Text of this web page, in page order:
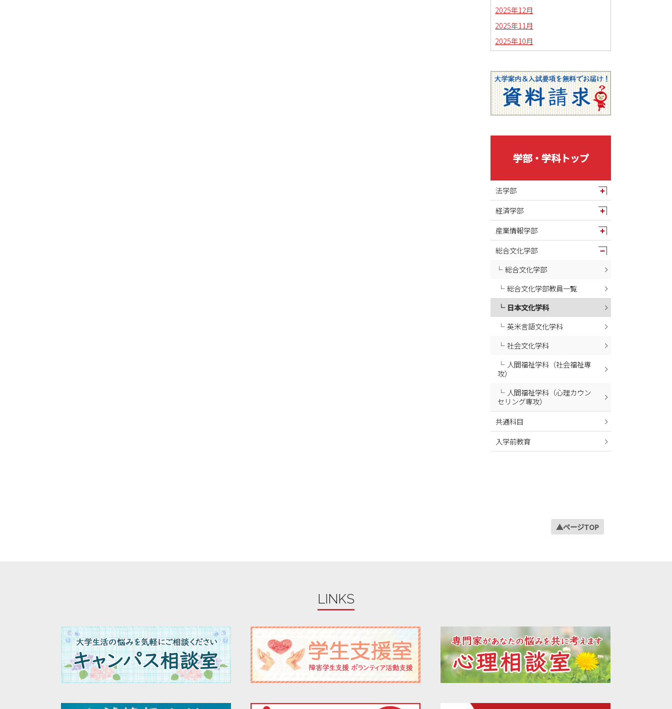
2025年12月
2025年11月
2025年10月
2025年08月
2025年07月
2025年06月
2025年05月
2025年04月
2025年02月
2025年01月
2024年12月
2024年11月
2024年10月
2024年09月
2024年07月
2024年06月
2024年05月
2024年04月
2024年02月
2024年01月
2023年11月
2023年10月
2023年09月
2023年08月
2022年08月
2022年07月
2022年06月
2022年05月
学部・学科トップ
法学部
経済学部
産業情報学部
総合文化学部
総合文化学部
総合文化学部教員一覧
日本文化学科
英米言語文化学科
社会文化学科
人間福祉学科（社会福祉専
攻）
人間福祉学科（心理カウン
セリング専攻）
共通科目
入学前教育
▲ページTOP
LINKS